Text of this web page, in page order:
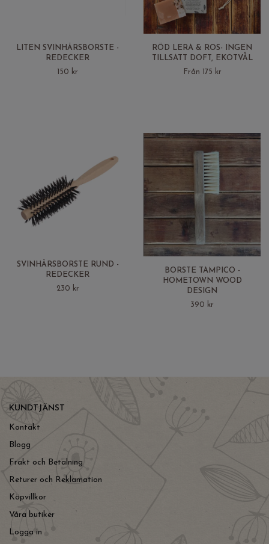
LITEN SVINHÅRSBORSTE -
REDECKER
150 kr
RÖD LERA & ROS- INGEN
TILLSATT DOFT, EKOTVÅL
Från 175 kr
SVINHÅRSBORSTE RUND -
REDECKER
230 kr
BORSTE TAMPICO -
HOMETOWN WOOD
DESIGN
390 kr
KUNDTJÄNST
Kontakt
Blogg
Frakt och Betalning
Returer och Reklamation
Köpvillkor
Våra butiker
Logga in